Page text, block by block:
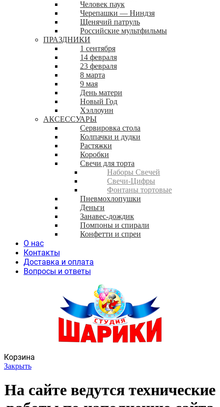
Человек паук
Черепашки — Ниндзя
Щенячий патруль
Российские мультфильмы
ПРАЗДНИКИ
1 сентября
14 февраля
23 февраля
8 марта
9 мая
День матери
Новый Год
Хэллоуин
АКСЕССУАРЫ
Сервировка стола
Колпачки и дудки
Растяжки
Коробки
Свечи для торта
Наборы Свечей
Свечи-Цифры
Фонтаны тортовые
Пневмохлопушки
Деньги
Занавес-дождик
Помпоны и спирали
Конфетти и спреи
О нас
Контакты
Доставка и оплата
Вопросы и ответы
Корзина
Закрыть
На сайте ведутся технические